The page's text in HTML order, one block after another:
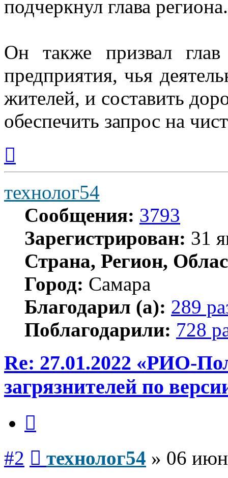
подчеркнул глава региона.
Он также призвал глав
предприятия, чья
жителей, и составить
обеспечить запрос на
началу
технолог54
Сообщения: 3793
Зарегистрирован: 31
Страна, Регион,
Город: Самара
Благодарил (а): 289
Поблагодарили: 728
Re: 27.01.2022 «РИО-
загрязнителей по
#2 технолог54 » 06